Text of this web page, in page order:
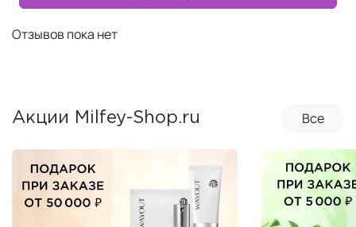
Отзывов пока нет
Акции Milfey-Shop.ru Все